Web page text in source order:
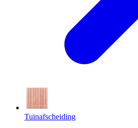
Tuinafscheiding